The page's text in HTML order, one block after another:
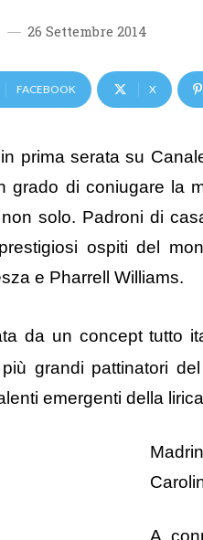
26 Settembre 2014
FACEBOOK X
prima serata su
grado di coniugare la
solo. Padroni di
ospiti del
e Pharrell Williams.
da un concept tutto
grandi pattinatori
emergenti della